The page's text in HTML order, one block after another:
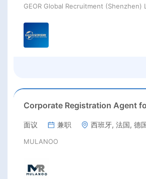
GEOR Global Recruitment (Shenzhen)
面议 兼职 西班牙, 法国, 德
MULANOO